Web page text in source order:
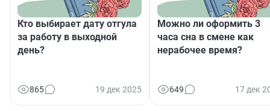
Кто выбирает дату отгула
за работу в выходной
день?
865 19 дек 2025
Можно ли оформить 3
часа сна в смене как
нерабочее время?
649 17 дек